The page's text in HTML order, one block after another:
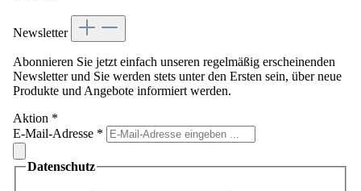
Newsletter
Abonnieren Sie jetzt einfach unseren regelmäßig erscheinenden
Newsletter und Sie werden stets unter den Ersten sein, über neue
Produkte und Angebote informiert werden.
Aktion *
E-Mail-Adresse *
Datenschutz